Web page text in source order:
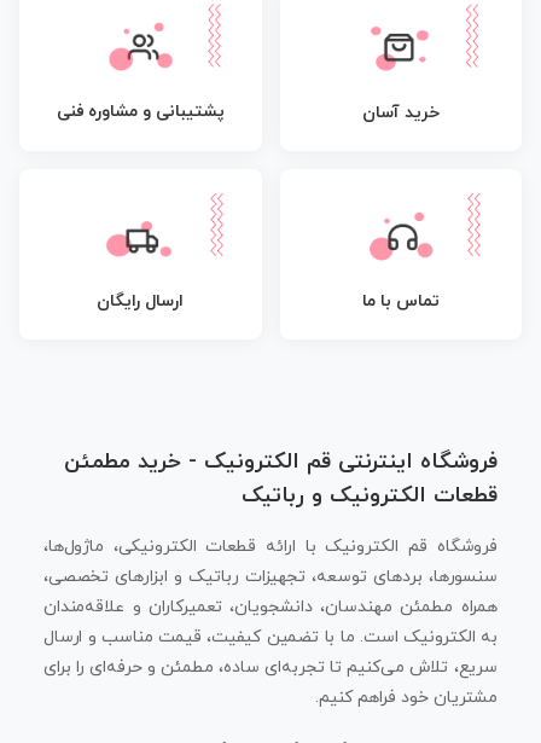
خرید آسان پشتیبانی و مشاوره فنی
تماس با ما ارسال رایگان
فروشگاه اینترنتی قم الکترونیک - خرید مطمئن
قطعات الکترونیک و رباتیک
فروشگاه قم الکترونیک با ارائه قطعات الکترونیکی، ماژول‌ها،
سنسورها، بردهای توسعه، تجهیزات رباتیک و ابزارهای تخصصی،
همراه مطمئن مهندسان، دانشجویان، تعمیرکاران و علاقه‌مندان
به الکترونیک است. ما با تضمین کیفیت، قیمت مناسب و ارسال
سریع، تلاش می‌کنیم تا تجربه‌ای ساده، مطمئن و حرفه‌ای را برای
مشتریان خود فراهم کنیم.